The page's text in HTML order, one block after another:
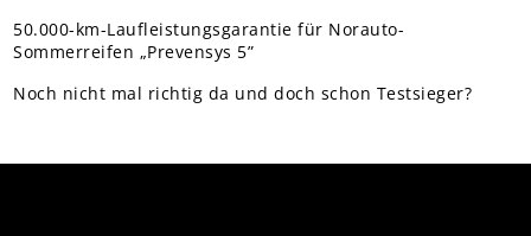
50.000-km-Laufleistungsgarantie für Norauto-
Sommerreifen „Prevensys 5”
Noch nicht mal richtig da und doch schon Testsieger?